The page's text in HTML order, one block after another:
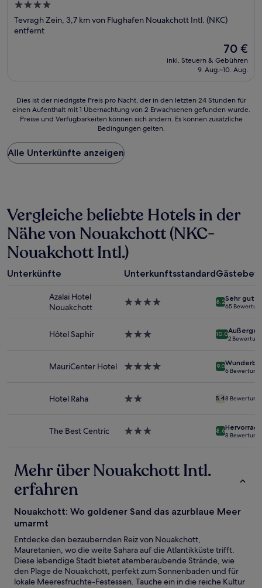
4.0-
Sterne-
Unterkunft
Tevragh Zein, 3,7 km von Flughafen Nouakchott Intl. (NKC)
entfernt
Der
Preis
beträgt
70 €
inkl. Steuern & Gebühren
9. Aug.–10. Aug.
Dies
ist
Preis
pro
Nacht,
24 Stunden
für
einen
Aufenthalt
mit
1 Übernachtung
von
Dies ist der niedrigste Preis pro Nacht, der in den letzten 24 Stunden für
einen Aufenthalt mit 1 Übernachtung von 2 Erwachsenen gefunden wurde.
Preise und Verfügbarkeiten können sich ändern. Es können zusätzliche
Bedingungen gelten.
Alle Unterkünfte anzeigen
Vergleiche beliebte Hotels in der
Nähe von Nouakchott (NKC-
Nouakchott Intl.)
Unterkünfte Unterkunftsstandard
Azalaï Hotel
Nouakchott
4.0-
8.2Sehr gut
65
Hôtel Saphir
3.0-
10.0
2
MauriCenter Hotel
4.0-
9.0
6
Hotel Raha
2.0-
5.48
The Best Centric
3.0-
8.6
8
Mehr über Nouakchott Intl.
erfahren
Nouakchott: Wo goldener Sand das azurblaue Meer
umarmt
Entdecke den bezaubernden Reiz von Nouakchott,
Mauretanien, wo die weite Sahara auf die Atlantikküste trifft.
Diese lebendige Stadt bietet atemberaubende Strände, wie
den Plage de Nouakchott, perfekt zum Sonnenbaden und für
lokale Meeresfrüchte-Festessen. Tauche ein in die reiche Kultur